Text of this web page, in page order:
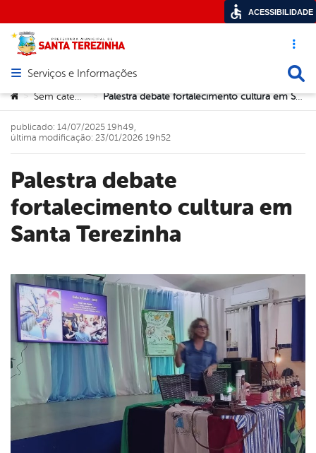
Acesso
Abrir menu principal de navegação
Serviços e Informações
Você está aqui:
> Sem categoria > Palestra debate fortalecimento cultura em Santa Terezinha
Palestra debate
fortalecimento cultura em
Santa Terezinha
publicado: 14/07/2025 19h49,
última modificação: 23/01/2026 19h52
ACESSIBILIDADE